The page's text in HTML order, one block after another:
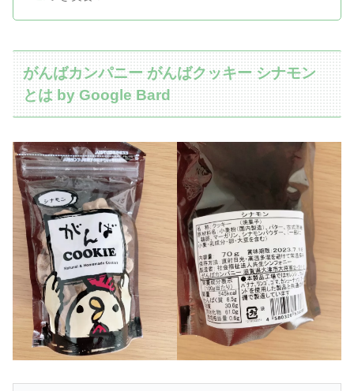
がんばカンパニー がんばクッキー シナモン
とは by Google Bard